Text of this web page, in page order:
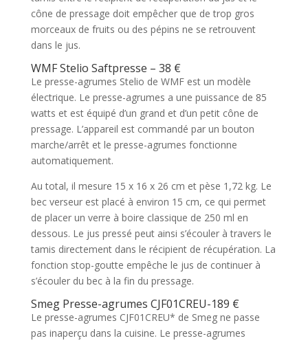
cône de pressage doit empêcher que de trop gros
morceaux de fruits ou des pépins ne se retrouvent
dans le jus.
WMF Stelio Saftpresse – 38 €
Le presse-agrumes Stelio de WMF est un modèle
électrique. Le presse-agrumes a une puissance de 85
watts et est équipé d’un grand et d’un petit cône de
pressage. L’appareil est commandé par un bouton
marche/arrêt et le presse-agrumes fonctionne
automatiquement.
Au total, il mesure 15 x 16 x 26 cm et pèse 1,72 kg. Le
bec verseur est placé à environ 15 cm, ce qui permet
de placer un verre à boire classique de 250 ml en
dessous. Le jus pressé peut ainsi s’écouler à travers le
tamis directement dans le récipient de récupération. La
fonction stop-goutte empêche le jus de continuer à
s’écouler du bec à la fin du pressage.
Smeg Presse-agrumes CJF01CREU-189 €
Le presse-agrumes CJF01CREU* de Smeg ne passe
pas inaperçu dans la cuisine. Le presse-agrumes